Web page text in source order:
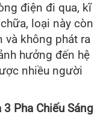
điện đi qua, kĩ
loại này còn
và không phát ra
hưởng đến hệ
nhiều người
Pha Chiếu Sáng